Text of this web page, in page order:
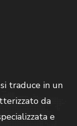
traduce in un
da
e